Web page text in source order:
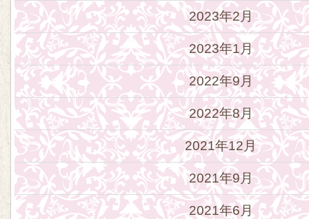
2023年2月
2023年1月
2022年9月
2022年8月
2021年12月
2021年9月
2021年6月